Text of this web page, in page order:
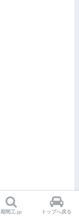
期間工.jp トップへ戻る